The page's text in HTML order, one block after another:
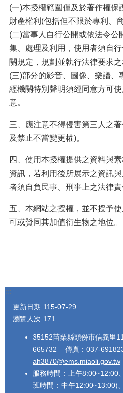
(一)本授權範圍僅及於著作權保
財產權利(包括但不限於專利、
(二)當事人自行公開或依法令公
集、處理及利用，使用者須自
關規定，規劃並執行法律要求之
(三)部分的影音、圖像、樂譜、
經機關特別聲明須經同意方可
意。
三、應注意不得侵害第三人之
及禁止不當變更權)。
四、使用本授權提供之資料與
資訊，若利用後所展示之資訊
者須自負民事、刑事上之法律責
五、本網站之授權，並不授予
可或贊同其加值衍生物之地位。
:::
更新日期 115-07-29
瀏覽人次 171
35152苗栗縣頭份市信義里
665732 傳真：037-
ah3870@ems.miaoli.gov.tw
服務時間：上午8:00~12:00
班時間：中午12:00~13:00)